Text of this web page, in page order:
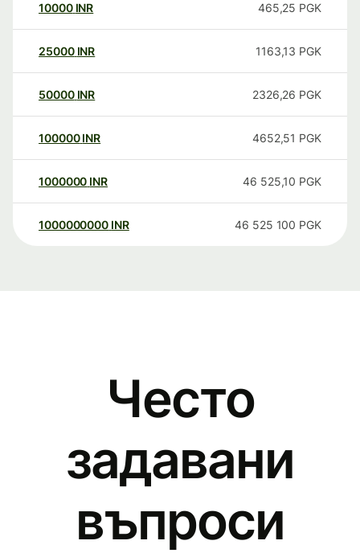
10000 INR 465,25 PGK
25000 INR 1163,13 PGK
50000 INR 2326,26 PGK
100000 INR 4652,51 PGK
1000000 INR 46 525,10 PGK
1000000000 INR 46 525 100 PGK
Често
задавани
въпроси